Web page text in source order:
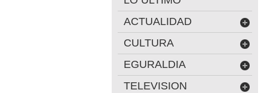
ACTUALIDAD
CULTURA
EGURALDIA
TELEVISION